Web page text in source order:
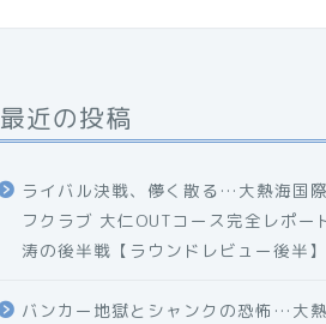
最近の投稿
ライバル決戦、儚く散る…大熱海国
フクラブ 大仁OUTコース完全レポー
涛の後半戦【ラウンドレビュー後半】
バンカー地獄とシャンクの恐怖…大